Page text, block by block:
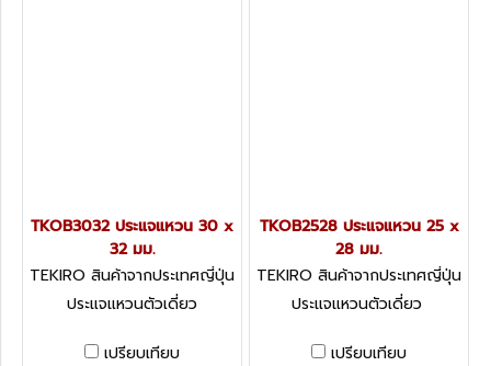
TKOB3032 ประแจแหวน 30 x
32 มม.
TEKIRO สินค้าจากประเทศญี่ปุ่น
TKOB3032
ประแจแหวนตัวเดี่ยว
เปรียบเทียบ
TKOB2528 ประแจแหวน 25 x
28 มม.
TEKIRO สินค้าจากประเทศญี่ปุ่น
TKOB2528
ประแจแหวนตัวเดี่ยว
เปรียบเทียบ